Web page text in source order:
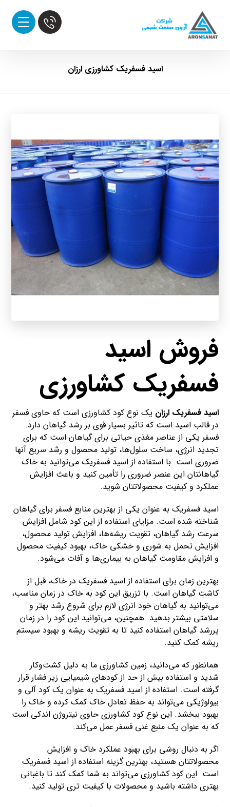
اسید فسفریک کشاورزی ارزان
فروش اسید
فسفریک کشاورزی
اسید فسفریک ارزان یک نوع کود کشاورزی است که حاوی فسفر
در قالب اسید است که تاثیر بسیار قوی بر رشد گیاهان دارد.
فسفر یکی از عناصر مغذی حیاتی برای گیاهان است که برای
تجدید انرژی، ساخت سلول‌ها، تولید محصول و رشد سریع آنها
ضروری است. با استفاده از اسید فسفریک می‌توانید به خاک
گیاهانتان این عنصر ضروری را تأمین کنید و باعث افزایش
عملکرد و کیفیت محصولاتتان شوید.
اسید فسفریک به عنوان یکی از بهترین منابع فسفر برای گیاهان
شناخته شده است. مزایای استفاده از این کود شامل افزایش
سرعت رشد گیاهان، تقویت ریشه‌ها، افزایش تولید محصول،
افزایش تحمل به شوری و خشکی خاک، بهبود کیفیت محصول
و افزایش مقاومت گیاهان به بیماری‌ها و آفات می‌شود.
بهترین زمان برای استفاده از اسید فسفریک در خاک، قبل از
کاشت گیاهان است. با تزریق این کود به خاک در زمان مناسب،
می‌توانید به گیاهان خود انرژی لازم برای شروع رشد بهتر و
سلامتی بیشتر بدهید. همچنین، می‌توانید این کود را در زمان
پررشد گیاهان استفاده کنید تا به تقویت ریشه و بهبود سیستم
ریشه کمک کنید.
همانطور که می‌دانید، زمین کشاورزی ما به دلیل کشت‌وکار
شدید و استفاده بیش از حد از کودهای شیمیایی زیر فشار قرار
گرفته است. استفاده از اسید فسفریک به عنوان یک کود آلی و
بیولوژیکی می‌تواند به حفظ تعادل خاک کمک کرده و خاک را
بهبود ببخشد. این نوع کود کشاورزی حاوی نیتروژن اندکی است
که به عنوان یک منبع غنی فسفر عمل می‌کند.
اگر به دنبال روشی برای بهبود عملکرد خاک و افزایش
محصولاتتان هستید، بهترین گزینه استفاده از اسید فسفریک
است. این کود کشاورزی می‌تواند به شما کمک کند تا باغبانی
بهتری داشته باشید و محصولات با کیفیت تری تولید کنید.